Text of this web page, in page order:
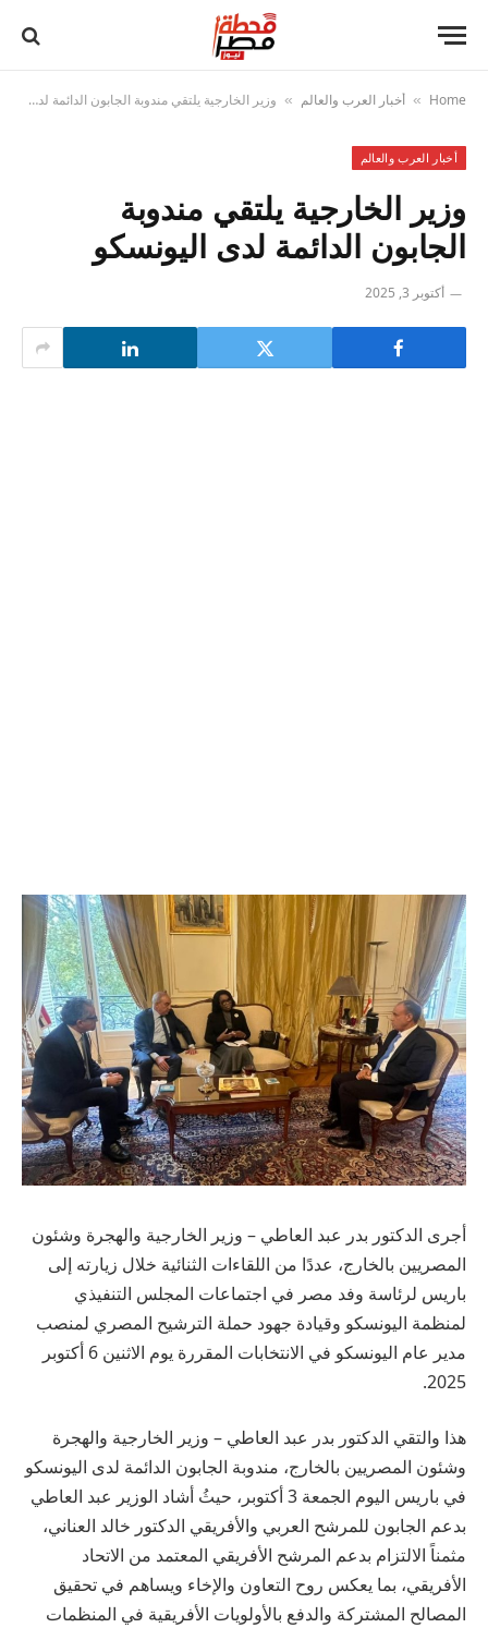
Home
» أخبار العرب والعالم » وزير الخارجية يلتقي مندوبة الجابون الدائمة لدى اليونسكو
أخبار العرب والعالم
وزير الخارجية يلتقي مندوبة
الجابون الدائمة لدى اليونسكو
أكتوبر 3, 2025
أجرى الدكتور بدر عبد العاطي – وزير الخارجية والهجرة وشئون
المصريين بالخارج، عددًا من اللقاءات الثنائية خلال زيارته إلى
باريس لرئاسة وفد مصر في اجتماعات المجلس التنفيذي
لمنظمة اليونسكو وقيادة جهود حملة الترشيح المصري لمنصب
مدير عام اليونسكو في الانتخابات المقررة يوم الاثنين 6 أكتوبر
2025.
هذا والتقي الدكتور بدر عبد العاطي – وزير الخارجية والهجرة
وشئون المصريين بالخارج، مندوبة الجابون الدائمة لدى اليونسكو
في باريس اليوم الجمعة 3 أكتوبر، حيثُ أشاد الوزير عبد العاطي
بدعم الجابون للمرشح العربي والأفريقي الدكتور خالد العناني،
مثمناً الالتزام بدعم المرشح الأفريقي المعتمد من الاتحاد
الأفريقي، بما يعكس روح التعاون والإخاء ويساهم في تحقيق
المصالح المشتركة والدفع بالأولويات الأفريقية في المنظمات